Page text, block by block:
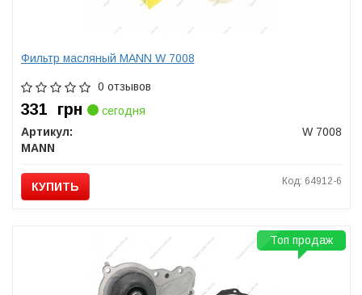
Фильтр масляный MANN W 7008
0 отзывов
331 грн
сегодня
Артикул:
W 7008
MANN
КУПИТЬ Код: 64912-6
Топ продаж